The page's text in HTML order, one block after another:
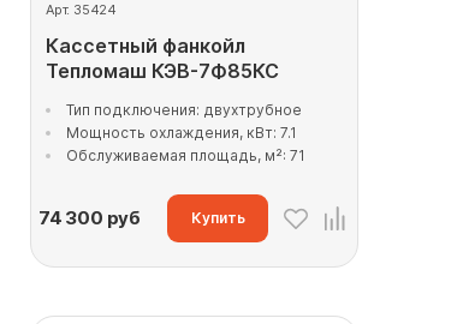
Арт. 35424
Кассетный фанкойл
Тепломаш КЭВ-7Ф85КС
Тип подключения: двухтрубное
Мощность охлаждения, кВт: 7.1
Обслуживаемая площадь, м²: 71
74 300 руб Купить